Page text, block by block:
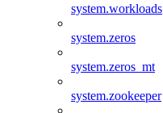
system.workloads
system.zeros
system.zeros_mt
system.zookeeper